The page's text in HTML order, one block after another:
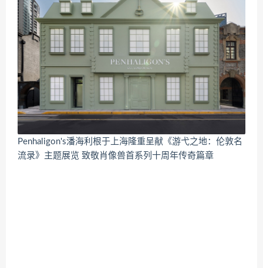
Penhaligon's潘海利根于上海隆重呈献《游弋之地：伦敦名
流录》主题展览 致敬肖像兽首系列十周年传奇篇章